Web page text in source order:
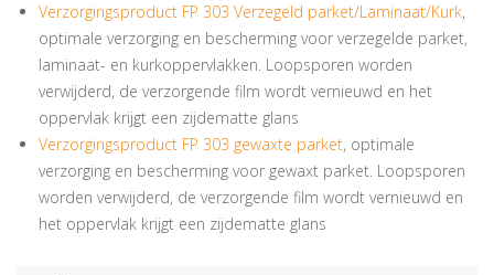
Verzorgingsproduct FP 303 Verzegeld parket/Laminaat/Kurk,
optimale verzorging en bescherming voor verzegelde parket,
laminaat- en kurkoppervlakken. Loopsporen worden
verwijderd, de verzorgende film wordt vernieuwd en het
oppervlak krijgt een zijdematte glans
Verzorgingsproduct FP 303 gewaxte parket, optimale
verzorging en bescherming voor gewaxt parket. Loopsporen
worden verwijderd, de verzorgende film wordt vernieuwd en
het oppervlak krijgt een zijdematte glans